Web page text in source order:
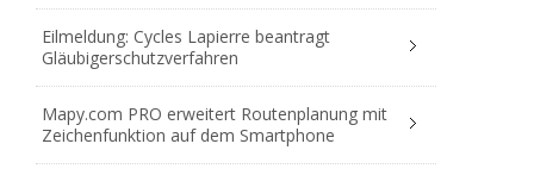
Eilmeldung: Cycles Lapierre beantragt
Gläubigerschutzverfahren
Mapy.com PRO erweitert Routenplanung mit
Zeichenfunktion auf dem Smartphone